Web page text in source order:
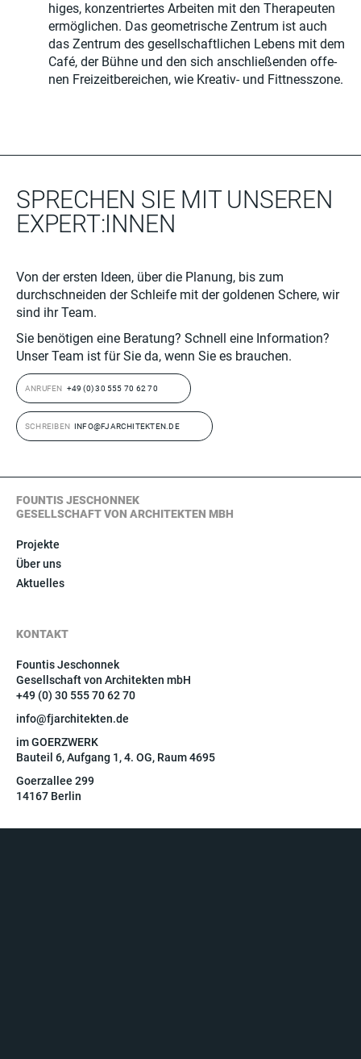
higes, konzentriertes Arbeiten mit den Therapeuten
ermöglichen. Das geometrische Zentrum ist auch
das Zentrum des gesellschaftlichen Lebens mit dem
Café, der Bühne und den sich anschließenden offe­
nen Freizeitbereichen, wie Kreativ- und Fittnesszone.
SPRECHEN SIE MIT UNSEREN
EXPERT:INNEN
Von der ersten Ideen, über die Planung, bis zum
durchschneiden der Schleife mit der goldenen Schere, wir
sind ihr Team.
Sie benötigen eine Beratung? Schnell eine Information?
Unser Team ist für Sie da, wenn Sie es brauchen.
ANRUFEN +49 (0) 30 555 70 62 70
SCHREIBEN INFO@FJARCHITEKTEN.DE
FOUNTIS JESCHONNEK
GESELLSCHAFT VON ARCHITEKTEN MBH
Projekte
Über uns
Aktuelles
KONTAKT
Fountis Jeschonnek
Gesellschaft von Architekten mbH
+49 (0) 30 555 70 62 70
info@fjarchitekten.de
im GOERZWERK
Bauteil 6, Aufgang 1, 4. OG, Raum 4695
Goerzallee 299
14167 Berlin